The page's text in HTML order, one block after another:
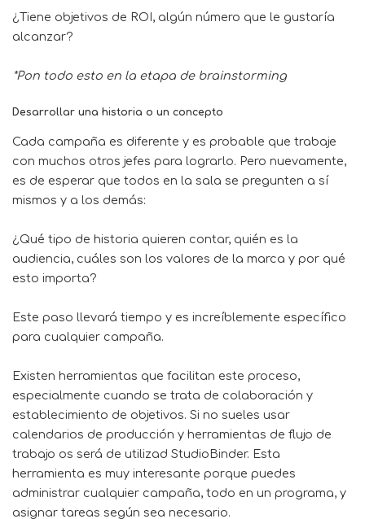
¿Tiene objetivos de ROI, algún número que le gustaría
alcanzar?
*Pon todo esto en la etapa de brainstorming
Desarrollar una historia o un concepto
Cada campaña es diferente y es probable que trabaje
con muchos otros jefes para lograrlo. Pero nuevamente,
es de esperar que todos en la sala se pregunten a sí
mismos y a los demás:
¿Qué tipo de historia quieren contar, quién es la
audiencia, cuáles son los valores de la marca y por qué
esto importa?
Este paso llevará tiempo y es increíblemente específico
para cualquier campaña.
Existen herramientas que facilitan este proceso,
especialmente cuando se trata de colaboración y
establecimiento de objetivos. Si no sueles usar
calendarios de producción y herramientas de flujo de
trabajo os será de utilizad StudioBinder. Esta
herramienta es muy interesante porque puedes
administrar cualquier campaña, todo en un programa, y ​​
asignar tareas según sea necesario.